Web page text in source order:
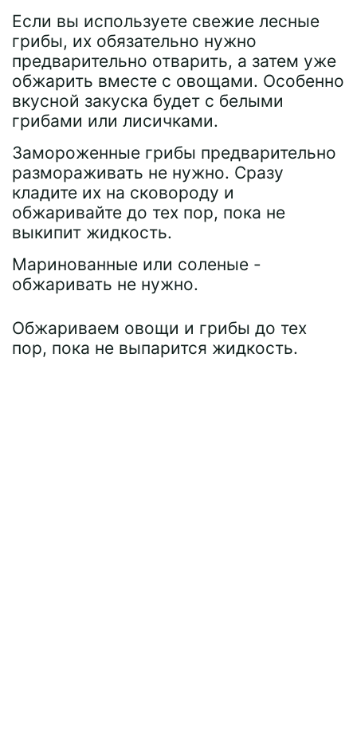
Если вы используете свежие лесные
грибы, их обязательно нужно
предварительно отварить, а затем уже
обжарить вместе с овощами. Особенно
вкусной закуска будет с белыми
грибами или лисичками.
Замороженные грибы предварительно
размораживать не нужно. Сразу
кладите их на сковороду и
обжаривайте до тех пор, пока не
выкипит жидкость.
Маринованные или соленые -
обжаривать не нужно.
Обжариваем овощи и грибы до тех
пор, пока не выпарится жидкость.